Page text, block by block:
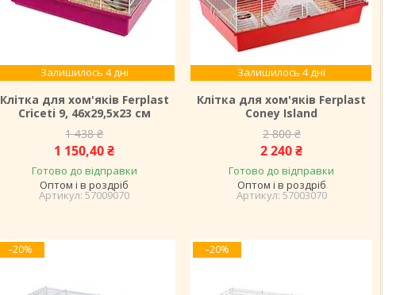
Залишилось 4 дні
Клітка для хом'яків Ferplast
Criceti 9, 46х29,5х23 см
1 438 ₴
1 150,40 ₴
Готово до відправки
Оптом і в роздріб
57009070
Залишилось 4 дні
Клітка для хом'яків Ferplast
Coney Island
2 800 ₴
2 240 ₴
Готово до відправки
Оптом і в роздріб
57003070
–20% –20%